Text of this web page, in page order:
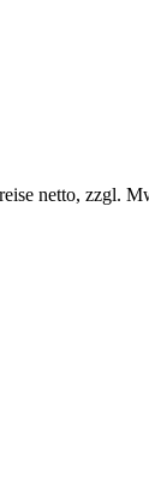
netto, zzgl.